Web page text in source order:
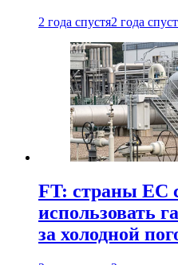
2 года спустя2 года
FT: страны ЕС
использовать
за холодной